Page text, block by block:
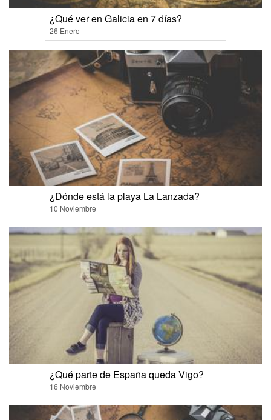
¿Qué ver en Galicia en 7 días?
26 Enero
¿Dónde está la playa La Lanzada?
10 Noviembre
¿Qué parte de España queda Vigo?
16 Noviembre